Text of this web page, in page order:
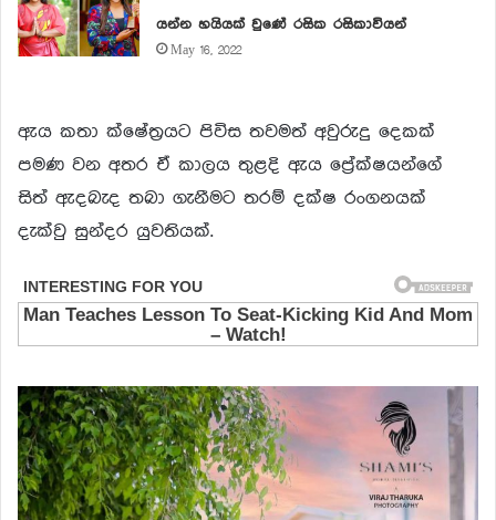
යන්න හයියක් වුණේ රසික රසිකාවියන්
May 16, 2022
ඇය කතා ක්ෂේත්‍රයට පිවිස තවමත් අවුරුදු දෙකක්
පමණ වන අතර ඒ කාලය තුළදි ඇය ප්‍රේක්ෂයන්ගේ
සිත් ඇදබැද තබා ගැනීමට තරම් දක්ෂ රංගනයක්
දැක්වු සුන්දර යුවතියක්.